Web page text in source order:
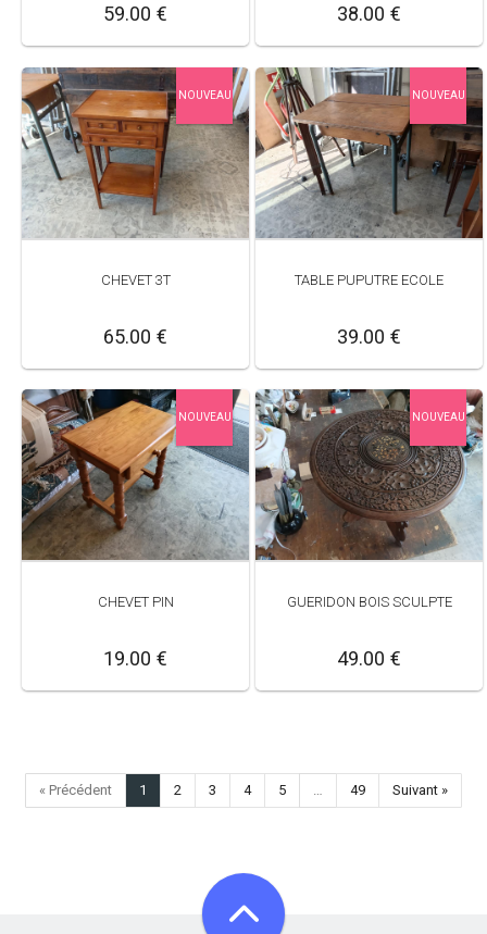
59.00 € 38.00 €
NOUVEAU
CHEVET 3T
65.00 €
NOUVEAU
TABLE PUPUTRE ECOLE
39.00 €
NOUVEAU
CHEVET PIN
19.00 €
NOUVEAU
GUERIDON BOIS SCULPTE
49.00 €
« Précédent 1 2 3 4 5 49 Suivant »